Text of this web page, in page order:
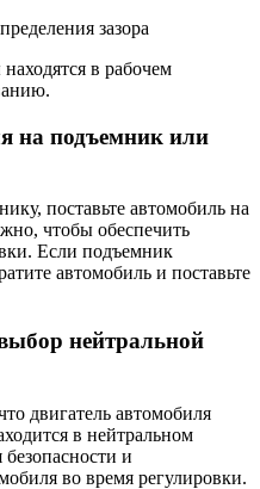
зазора
в рабочем
на подъемник или
поставьте автомобиль на
чтобы обеспечить
Если подъемник
автомобиль и поставьте
нейтральной
двигатель автомобиля
в нейтральном
и
во время регулировки.